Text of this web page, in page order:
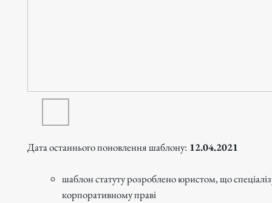
Дата останнього поновлення шаблону: 12.04.2021
шаблон статуту розроблено юристом, що
корпоративному праві